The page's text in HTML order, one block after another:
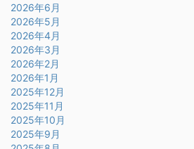
2026年6月
2026年5月
2026年4月
2026年3月
2026年2月
2026年1月
2025年12月
2025年11月
2025年10月
2025年9月